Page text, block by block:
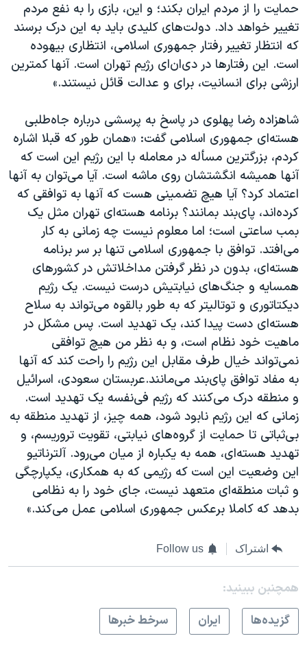
حمایت را از مردم ایران بکند؛ و این، بازی را به نفع مردم
تغییر خواهد داد. دولت‌های کلیدی باید به این درک برسند
که انتظار تغییر رفتار جمهوری اسلامی، انتظاری بیهوده
است. این رفتارها در دی‌ان‌ای رژیم تهران است. آنها کمترین
ارزشی برای انسانیت، برای و عدالت قائل نیستند.»
شاهزاده رضا پهلوی در پاسخ به پرسشی درباره جاه‌طلبی
هسته‌ای جمهوری اسلامی گفت: «همان طور که قبلا اشاره
کردم، بزرگترین مسأله در معامله با این رژیم این است که
آنها همیشه انگشتشان روی ماشه است. آیا می‌توان به آنها
اعتماد کرد؟ آیا هیچ تضمینی هست که آنها به توافقی که
کرده‌اند، پای‌بند بمانند؟ برنامه هسته‌ای تهران مثل یک
بمب ساعتی است؛ اما معلوم نیست چه زمانی به کار
می‌افتد. توافق با جمهوری اسلامی تنها بر سر برنامه
هسته‌ای، بدون در نظر گرفتن مداخلاتش در کشورهای
همسایه و جنگ‌های نیابتیش درست نیست. یک رژیم
دیکتاتوری و توتالیتر که به طور بالقوه می‌تواند به سلاح
هسته‌ای دست پیدا کند، یک تهدید است. پس مشکل در
ماهیت خود نظام است، و به نظر من هیچ توافقی
نمی‌تواند خیال طرف مقابل این رژیم را راحت کند که آنها
به مفاد توافق پای‌بند می‌مانند.عربستان سعودی، اسرائیل
و منطقه درک می‌کنند که رژیم فی‌نفسه یک تهدید است.
زمانی که این رژیم نابود شود، همه چیز، از تهدید منطقه به
بی‌ثباتی تا حمایت از گروه‌های نیابتی، تقویت تروریسم، و
تهدید هسته‌ای، همه به یکباره از میان می‌رود. آلترناتیو
این وضعیت این است که رژیمی که به همکاری، یکپارچگی
و ثبات منطقه‌ای متعهد نیست، جای خود را به نظامی
بدهد که کاملا برعکس جمهوری اسلامی عمل می‌کند.»
اشتراک Follow us
همچنبن ببینید:
گزيده‌ها
ايران سرخط خبرها